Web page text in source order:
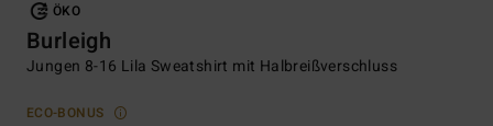
ÖKO
Burleigh
Jungen 8-16 Lila Sweatshirt mit Halbreißverschluss
ECO-BONUS